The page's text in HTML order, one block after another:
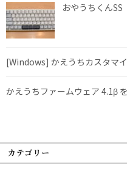
おやうちくん
[Windows] かえうちカスタマ
かえうちファームウェア 4.1β
カテゴリー